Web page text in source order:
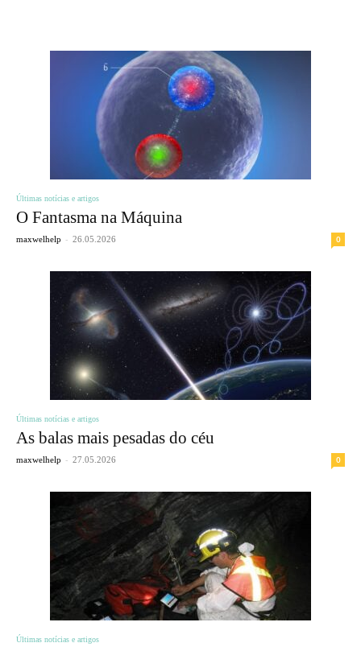
Últimas notícias e artigos
O Fantasma na Máquina
maxwelhelp - 26.05.2026 0
Últimas notícias e artigos
As balas mais pesadas do céu
maxwelhelp - 27.05.2026 0
Últimas notícias e artigos